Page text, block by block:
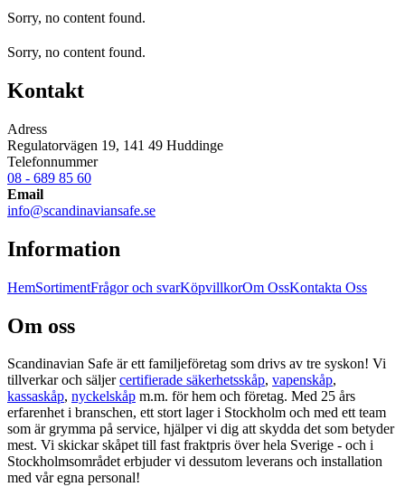
Sorry, no content found.
Sorry, no content found.
Kontakt
Adress
Regulatorvägen 19, 141 49 Huddinge
Telefonnummer
08 - 689 85 60
Email
info@scandinaviansafe.se
Information
HemSortimentFrågor och svarKöpvillkorOm OssKontakta Oss
Om oss
Scandinavian Safe är ett familjeföretag som drivs av tre syskon! Vi
tillverkar och säljercertifierade säkerhetsskåp, vapenskåp,
kassaskåp, nyckelskåp m.m. för hem och företag. Med 25 års
erfarenhet i branschen, ett stort lager i Stockholm och med ett team
som är grymma på service, hjälper vi dig att skydda det som betyder
mest. Vi skickar skåpet till fast fraktpris över hela Sverige - och i
Stockholmsområdet erbjuder vi dessutom leverans och installation
med vår egna personal!